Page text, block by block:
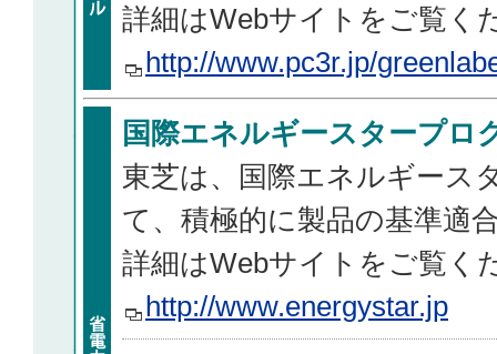
詳細はWebサイトをご覧く
http://www.pc3r.jp/
国際エネルギースタープロ
東芝は、国際エネルギース
て、積極的に製品の基準適
詳細はWebサイトをご覧く
http://www.energystar.jp